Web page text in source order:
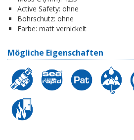
Active Safety: ohne
Bohrschutz: ohne
Farbe: matt vernickelt
Mögliche Eigenschaften